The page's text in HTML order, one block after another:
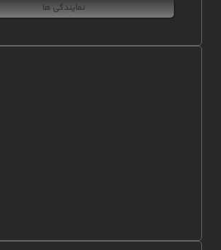
نمایندگی ها